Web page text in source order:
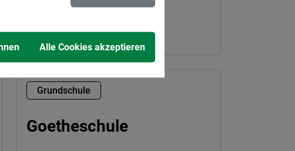
Grundschule
Goetheschule
Alle Cookies akzeptieren